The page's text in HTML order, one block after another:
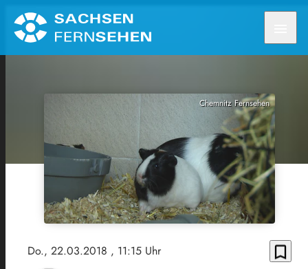
Chemnitz Fernsehen
Do., 22.03.2018 , 11:15 Uhr bookmark_border